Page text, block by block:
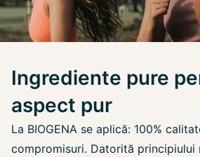
Ingrediente pure
aspect pur
La BIOGENA se aplică: 100%
compromisuri. Datorită principiului